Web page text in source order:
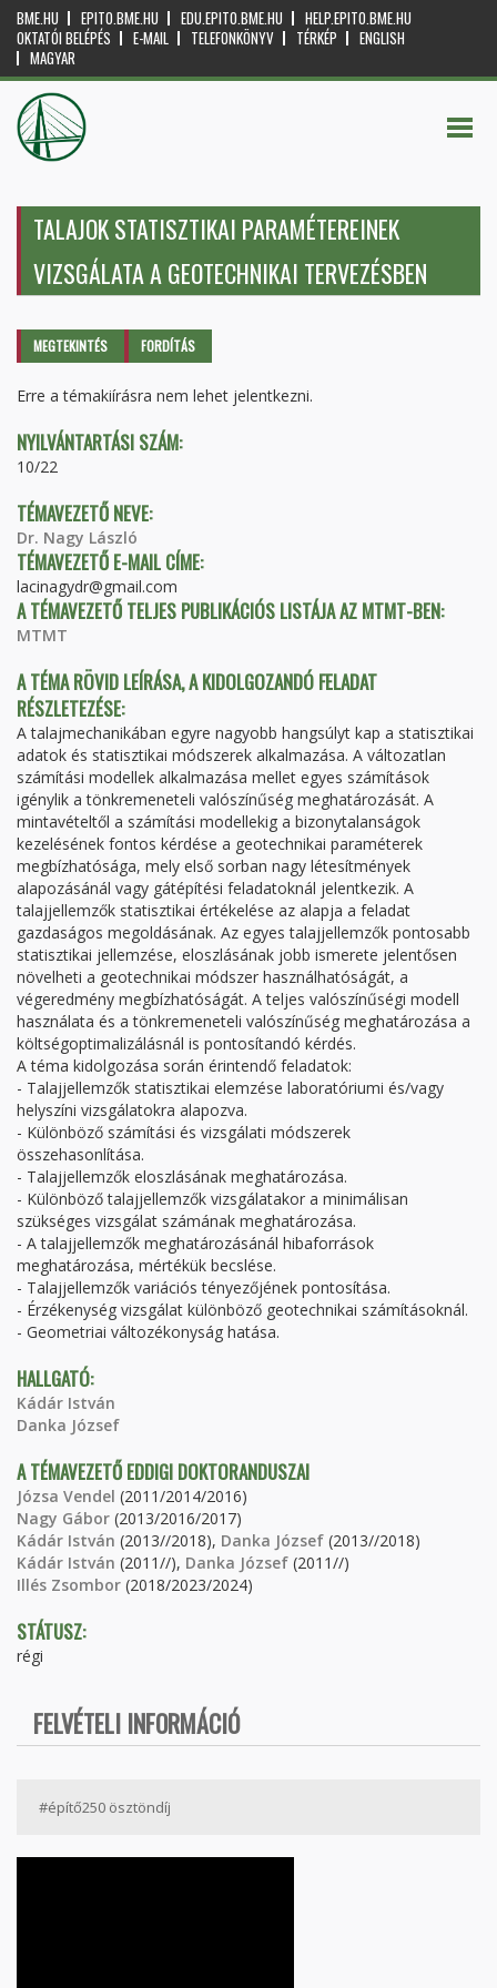
BME.HU EPITO.BME.HU EDU.EPITO.BME.HU
HELP.EPITO.BME.HU
OKTATÓI BELÉPÉS
E-MAIL TELEFONKÖNYV TÉRKÉP
ENGLISH
MAGYAR
TALAJOK STATISZTIKAI PARAMÉTEREINEK
VIZSGÁLATA A GEOTECHNIKAI TERVEZÉSBEN
Elsődleges fülek
MEGTEKINTÉS (AKTÍVFORDÍTÁS
Erre a témakiírásra nem lehet jelentkezni.
NYILVÁNTARTÁSI SZÁM:
10/22
TÉMAVEZETŐ NEVE:
Dr. Nagy László
TÉMAVEZETŐ E-MAIL CÍME:
lacinagydr@gmail.com
A TÉMAVEZETŐ TELJES PUBLIKÁCIÓS LISTÁJA AZ MTMT-BEN:
MTMT
A TÉMA RÖVID LEÍRÁSA, A KIDOLGOZANDÓ FELADAT
RÉSZLETEZÉSE:
A talajmechanikában egyre nagyobb hangsúlyt kap a statisztikai
adatok és statisztikai módszerek alkalmazása. A változatlan
számítási modellek alkalmazása mellet egyes számítások
igénylik a tönkremeneteli valószínűség meghatározását. A
mintavételtől a számítási modellekig a bizonytalanságok
kezelésének fontos kérdése a geotechnikai paraméterek
megbízhatósága, mely első sorban nagy létesítmények
alapozásánál vagy gátépítési feladatoknál jelentkezik. A
talajjellemzők statisztikai értékelése az alapja a feladat
gazdaságos megoldásának. Az egyes talajjellemzők pontosabb
statisztikai jellemzése, eloszlásának jobb ismerete jelentősen
növelheti a geotechnikai módszer használhatóságát, a
végeredmény megbízhatóságát. A teljes valószínűségi modell
használata és a tönkremeneteli valószínűség meghatározása a
költségoptimalizálásnál is pontosítandó kérdés.
A téma kidolgozása során érintendő feladatok:
- Talajjellemzők statisztikai elemzése laboratóriumi és/vagy
helyszíni vizsgálatokra alapozva.
- Különböző számítási és vizsgálati módszerek
összehasonlítása.
- Talajjellemzők eloszlásának meghatározása.
- Különböző talajjellemzők vizsgálatakor a minimálisan
szükséges vizsgálat számának meghatározása.
- A talajjellemzők meghatározásánál hibaforrások
meghatározása, mértékük becslése.
- Talajjellemzők variációs tényezőjének pontosítása.
- Érzékenység vizsgálat különböző geotechnikai számításoknál.
- Geometriai változékonyság hatása.
HALLGATÓ:
Kádár István
Danka József
A TÉMAVEZETŐ EDDIGI DOKTORANDUSZAI
Józsa Vendel (2011/2014/2016)
Nagy Gábor (2013/2016/2017)
Kádár István (2013//2018), Danka József (2013//2018)
Kádár István (2011//), Danka József (2011//)
Illés Zsombor (2018/2023/2024)
STÁTUSZ:
régi
FELVÉTELI INFORMÁCIÓ
#építő250 ösztöndíj